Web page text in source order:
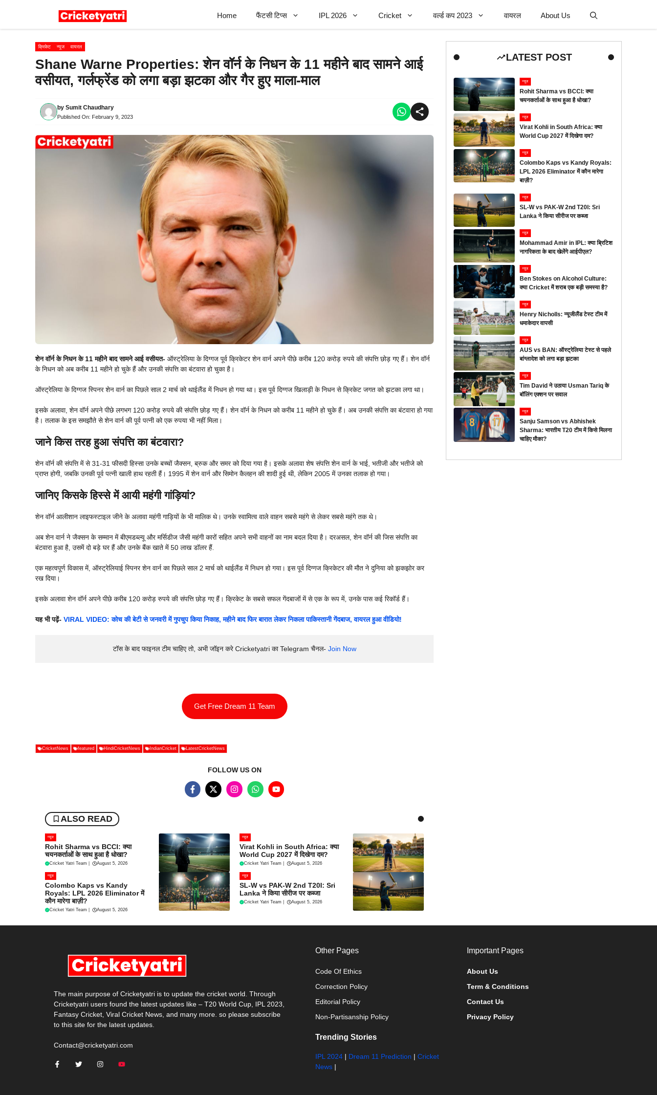
Home फैंटसी टिप्स IPL 2026 Cricket वर्ल्ड कप 2023 वायरल About Us
क्रिकेट न्यूज वायरल
Shane Warne Properties: शेन वॉर्न के निधन के 11 महीने बाद सामने आई
वसीयत, गर्लफ्रेंड को लगा बड़ा झटका और गैर हुए माला-माल
by Sumit Chaudhary
Published On: February 9, 2023
शेन वॉर्न के निधन के 11 महीने बाद सामने आई वसीयत- ऑस्ट्रेलिया के दिग्गज पूर्व क्रिकेटर शेन वार्न अपने पीछे करीब 120 करोड़ रुपये की संपत्ति छोड़ गए हैं। शेन वॉर्न
के निधन को अब करीब 11 महीने हो चुके हैं और उनकी संपत्ति का बंटवारा हो चुका है।
ऑस्ट्रेलिया के दिग्गज स्पिनर शेन वार्न का पिछले साल 2 मार्च को थाईलैंड में निधन हो गया था। इस पूर्व दिग्गज खिलाड़ी के निधन से क्रिकेट जगत को झटका लगा था।
इसके अलावा, शेन वॉर्न अपने पीछे लगभग 120 करोड़ रुपये की संपत्ति छोड़ गए हैं। शेन वॉर्न के निधन को करीब 11 महीने हो चुके हैं। अब उनकी संपत्ति का बंटवारा हो गया
है। तलाक के इस समझौते से शेन वार्न की पूर्व पत्नी को एक रुपया भी नहीं मिला।
जानेकिस तरह हुआ संपत्ति का बंटवारा?
शेन वॉर्न की संपत्ति में से 31-31 फीसदी हिस्सा उनके बच्चों जैक्सन, ब्रुक और समर को दिया गया है। इसके अलावा शेष संपत्ति शेन वार्न के भाई, भतीजी और भतीजे को
प्राप्त होगी, जबकि उनकी पूर्व पत्नी खाली हाथ रहती हैं। 1995 में शेन वार्न और सिमोन कैलहन की शादी हुई थी, लेकिन 2005 में उनका तलाक हो गया।
जानिएकिसके हिस्से में आयी महंगी गांड़ियां?
शेन वॉर्न आलीशान लाइफस्टाइल जीने के अलावा महंगी गाड़ियों के भी मालिक थे। उनके स्वामित्व वाले वाहन सबसे महंगे से लेकर सबसे महंगे तक थे।
अब शेन वार्न ने जैक्सन के सम्मान में बीएमडब्ल्यू और मर्सिडीज जैसी महंगी कारों सहित अपने सभी वाहनों का नाम बदल दिया है। दरअसल, शेन वॉर्न की जिस संपत्ति का
बंटवारा हुआ है, उसमें दो बड़े घर हैं और उनके बैंक खाते में 50 लाख डॉलर हैं.
एक महत्वपूर्ण विकास में, ऑस्ट्रेलियाई स्पिनर शेन वार्न का पिछले साल 2 मार्च को थाईलैंड में निधन हो गया। इस पूर्व दिग्गज क्रिकेटर की मौत ने दुनिया को झकझोर कर
रख दिया।
इसके अलावा शेन वॉर्न अपने पीछे करीब 120 करोड़ रुपये की संपत्ति छोड़ गए हैं। क्रिकेट के सबसे सफल गेंदबाजों में से एक के रूप में, उनके पास कई रिकॉर्ड हैं।
यह भी पढ़ें- VIRAL VIDEO: कोच की बेटी से जनवरी में गुपचुप किया निकाह, महीने बाद फिर बारात लेकर निकला पाकिस्तानी गेंदबाज, वायरल हुआ वीडियो!
टॉस के बाद फाइनल टीम चाहिए तो, अभी जॉइन करे Cricketyatri का Telegram चैनल- Join Now
Get Free Dream 11 Team
CricketNews featured HindiCricketNews IndianCricket LatestCricketNews
FOLLOW US ON
ALSO READ
न्यूज
Rohit Sharma vs BCCI: क्या
चयनकर्ताओं के साथ हुआ है धोखा?
Cricket Yatri Team August 5, 2026
न्यूज
Virat Kohli in South Africa: क्या
World Cup 2027 में दिखेगा दम?
Cricket Yatri Team August 5, 2026
न्यूज
Colombo Kaps vs Kandy
Royals: LPL 2026 Eliminator में
कौन मारेगा बाज़ी?
Cricket Yatri Team August 5, 2026
न्यूज
SL-W vs PAK-W 2nd T20I: Sri
Lanka ने किया सीरीज पर कब्जा
Cricket Yatri Team August 5, 2026
LATEST POST
न्यूज
Rohit Sharma vs BCCI: क्या
चयनकर्ताओं के साथ हुआ है धोखा?
न्यूज
Virat Kohli in South Africa: क्या
World Cup 2027 में दिखेगा दम?
न्यूज
Colombo Kaps vs Kandy Royals:
LPL 2026 Eliminator में कौन मारेगा
बाज़ी?
न्यूज
SL-W vs PAK-W 2nd T20I: Sri
Lanka ने किया सीरीज पर कब्जा
न्यूज
Mohammad Amir in IPL: क्या ब्रिटिश
नागरिकता के बाद खेलेंगे आईपीएल?
न्यूज
Ben Stokes on Alcohol Culture:
क्या Cricket में शराब एक बड़ी समस्या है?
न्यूज
Henry Nicholls: न्यूजीलैंड टेस्ट टीम में
धमाकेदार वापसी
न्यूज
AUS vs BAN: ऑस्ट्रेलिया टेस्ट से पहले
बांग्लादेश को लगा बड़ा झटका
न्यूज
Tim David ने उठाया Usman Tariq के
बॉलिंग एक्शन पर सवाल
न्यूज
Sanju Samson vs Abhishek
Sharma: भारतीय T20 टीम में किसे मिलना
चाहिए मौका?
The main purpose of Cricketyatri is to update the cricket world. Through
Cricketyatri users found the latest updates like – T20 World Cup, IPL 2023,
Fantasy Cricket, Viral Cricket News, and many more. so please subscribe
to this site for the latest updates.
Contact@cricketyatri.com
Other Pages
Code Of Ethics
Correction Policy
Editorial Policy
Non-Partisanship Policy
Trending Stories
IPL 2024 | Dream 11 Prediction |Cricket
News |
Important Pages
About Us
Term & Conditions
Contact Us
Privacy Policy